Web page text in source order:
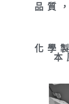
品質
化學
本